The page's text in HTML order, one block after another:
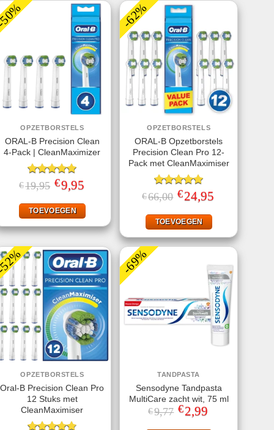
OPZETBORSTELS
ORAL-B Precision Clean
4-Pack | CleanMaximizer
Gewaardeerd
5.00 uit 5
€19,95 Oorspronkelijke
prijs
€19,95.
€9,95prijs
€9,95.
TOEVOEGEN
-62%
OPZETBORSTELS
ORAL-B Opzetborstels
Precision Clean Pro 12-
Pack met CleanMaximiser
Gewaardeerd
5.00uit 5
€66,00 Oorspronkelijke
prijs
€66,00.
€24,95prijs
TOEVOEGEN
OPZETBORSTELS
Oral-B Precision Clean Pro
12 Stuks met
CleanMaximiser
-69%
TANDPASTA
Sensodyne Tandpasta
MultiCare zacht wit, 75 ml
€9,77 Oorspronkelijke
prijs
€2,99Huidige